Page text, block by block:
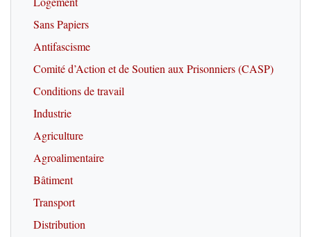
Sans Papiers
Antifascisme
Comité d’Action et de Soutien aux Prisonniers (CASP)
Conditions de travail
Industrie
Agriculture
Agroalimentaire
Bâtiment
Transport
Distribution